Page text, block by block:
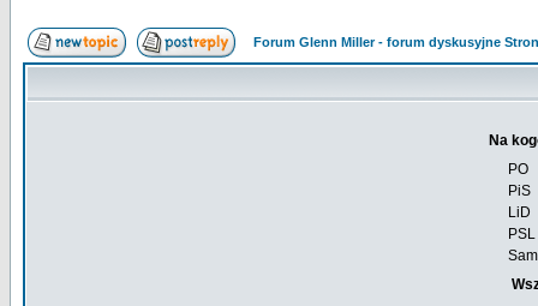
Forum Glenn Miller - forum dyskusyjne
Na
PO
PiS
LiD
PSL